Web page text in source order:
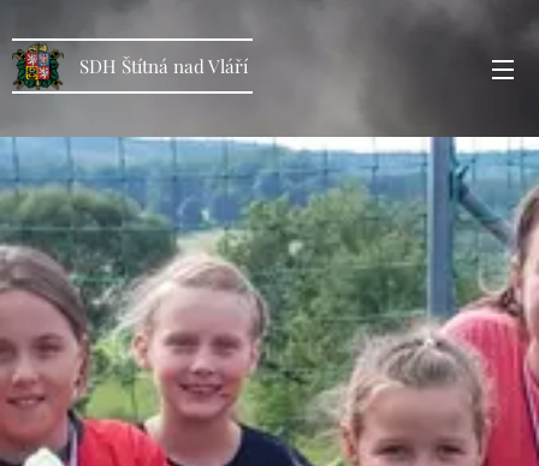
SDH Štítná nad Vláří